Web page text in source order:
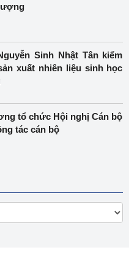
Sinh Nhật Tân kiểm
xuất nhiên liệu sinh học
tổ chức Hội nghị Cán bộ
tác cán bộ